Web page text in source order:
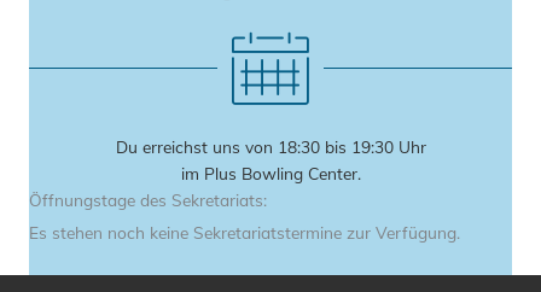
Du erreichst uns von 18:30 bis 19:30 Uhr
im Plus Bowling Center.
Öffnungstage des Sekretariats:
Es stehen noch keine Sekretariatstermine zur Verfügung.